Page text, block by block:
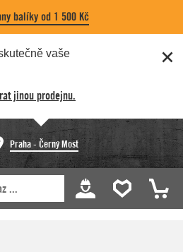
balíky od 1 500 Kč
vaše
jinou prodejnu.
Praha - Černý Most